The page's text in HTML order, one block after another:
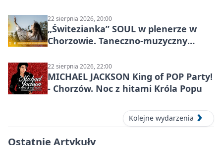
22 sierpnia 2026, 20:00
„Świtezianka” SOUL w plenerze w
Chorzowie. Taneczno-muzyczny
22 sierpnia 2026, 22:00
MICHAEL JACKSON King of POP Party!
- Chorzów. Noc z hitami Króla Popu
Kolejne wydarzenia
Ostatnie Artykuły